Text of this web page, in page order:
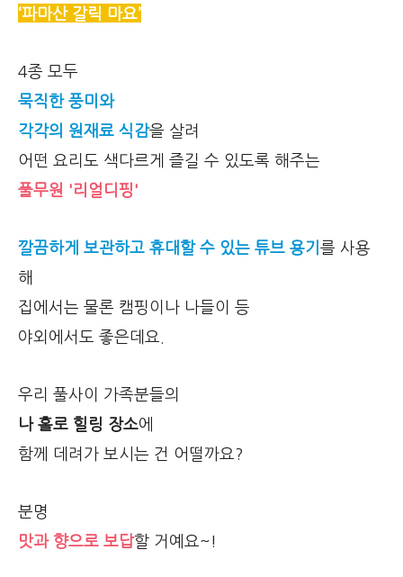
‘파마산 갈릭 마요’
4종 모두
묵직한 풍미와
각각의 원재료 식감을 살려
어떤 요리도 색다르게 즐길 수 있도록 해주는
풀무원 '리얼디핑'
깔끔하게 보관하고 휴대할 수 있는 튜브 용기 를 사용
해
집에서는 물론 캠핑이나 나들이 등
야외에서도 좋은데요.
우리 풀사이 가족분들의
나 홀로 힐링 장소에
함께 데려가 보시는 건 어떨까요?
분명
맛과 향으로 보답할 거예요~!